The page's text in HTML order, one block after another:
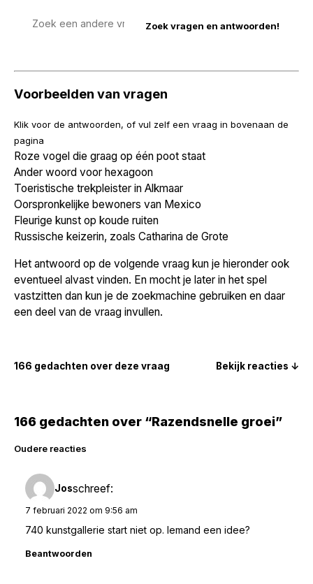
Voorbeelden van vragen
Klik voor de antwoorden, of vul zelf een vraag in bovenaan de
pagina
Roze vogel die graag op één poot staat
Ander woord voor hexagoon
Toeristische trekpleister in Alkmaar
Oorspronkelijke bewoners van Mexico
Fleurige kunst op koude ruiten
Russische keizerin, zoals Catharina de Grote
Het antwoord op de volgende vraag kun je hieronder ook
eventueel alvast vinden. En mocht je later in het spel
vastzitten dan kun je de zoekmachine gebruiken en daar
een deel van de vraag invullen.
166 gedachten over deze vraag Bekijk reacties ↓
166 gedachten over “Razendsnelle groei”
Reacties
navigatie
Oudere reacties
Josschreef:
7 februari 2022 om 9:56 am
740 kunstgallerie start niet op. Iemand een idee?
Beantwoorden